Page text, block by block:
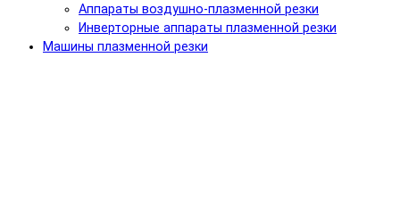
Аппараты воздушно-плазменной резки
Инверторные аппараты плазменной резки
Машины плазменной резки